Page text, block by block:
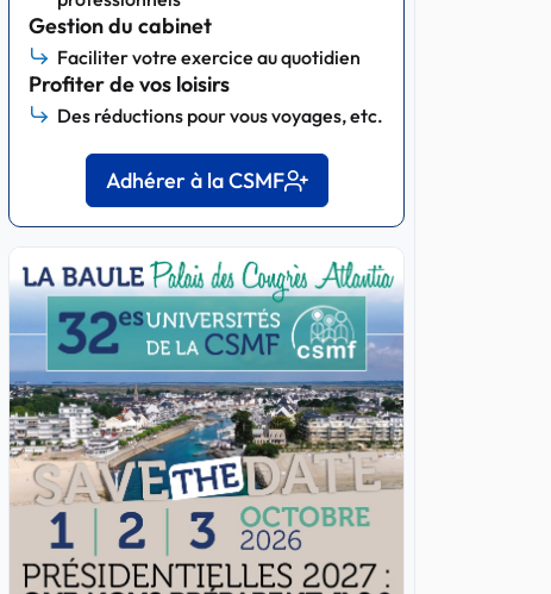
Gestion du cabinet
Faciliter votre exercice au quotidien
Profiter de vos loisirs
Des réductions pour vous voyages, etc.
Adhérer à la CSMF